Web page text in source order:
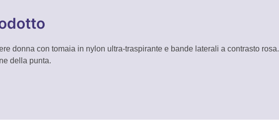
donna con tomaia in nylon ultra-traspirante e bande laterali a contrasto rosa.
della punta.